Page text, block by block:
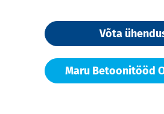
Võta
Maru Betoonitööd